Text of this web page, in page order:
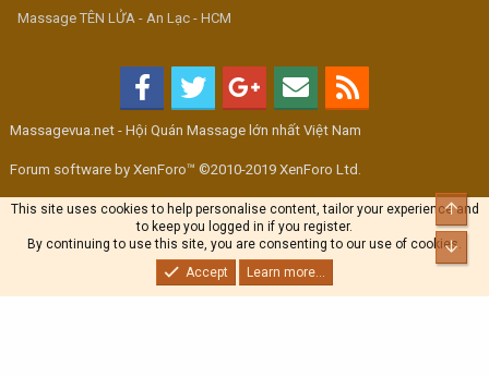
Massage TÊN LỬA - An Lạc - HCM
Massagevua.net - Hội Quán Massage lớn nhất Việt Nam
Forum software by XenForo™ ©2010-2019 XenForo Ltd.
This site uses cookies to help personalise content, tailor your experience and
to keep you logged in if you register.
By continuing to use this site, you are consenting to our use of cookies.
Accept
Learn more...
Top